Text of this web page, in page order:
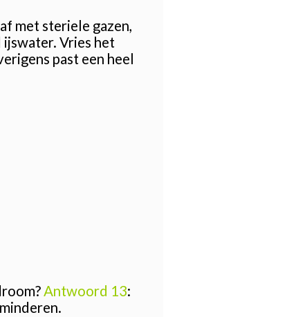
met steriele gazen,
ijswater. Vries het
past een heel
Antwoord 13: